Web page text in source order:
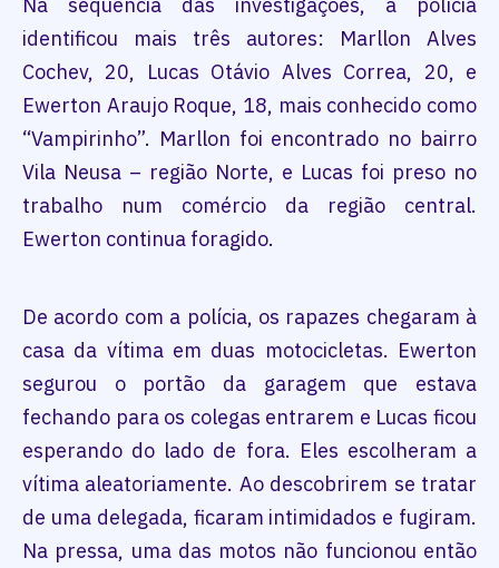
identificou mais três autores: Marllon Alves
Cochev, 20, Lucas Otávio Alves Correa, 20, e
Ewerton Araujo Roque, 18, mais conhecido como
“Vampirinho”. Marllon foi encontrado no bairro
Vila Neusa – região Norte, e Lucas foi preso no
trabalho num comércio da região central.
Ewerton continua foragido.
De acordo com a polícia, os rapazes chegaram à
casa da vítima em duas motocicletas. Ewerton
segurou o portão da garagem que estava
fechando para os colegas entrarem e Lucas ficou
esperando do lado de fora. Eles escolheram a
vítima aleatoriamente. Ao descobrirem se tratar
de uma delegada, ficaram intimidados e fugiram.
Na pressa, uma das motos não funcionou então